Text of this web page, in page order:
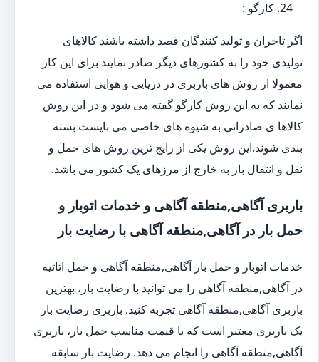
کارگو :
اگر تاجران و تولید کنندگان قصد داشته باشند کالاهای
تولیدی خود را به کشورهای دیگر صادر نمایند برای این کار
معمولا از روش های باربری در دریایی و هوایی استفاده می
نمایند که به این روش کارگو گفته می شود و در این روش
کالاها ی صادراتی به شیوه های خاصی می بایست بسته
بندی شوند.این روش یکی از رایج ترین روش های حمل و
نقل و انتقال بار به خارج از مرزهای یک کشور می باشد.
باربری آگاهی,منطقه آگاهی و خدمات اتوبار و
حمل بار در آگاهی,منطقه آگاهی با رضایت بار
خدمات اتوبار و حمل بار آگاهی,منطقه آگاهی و حمل اثاثیه
در آگاهی,منطقه آگاهی را می توانید با رضایت بار، بهترین
باربری آگاهی,منطقه آگاهی تجربه کنید. باربری رضایت بار
یک باربری معتبر است که با قیمت مناسب حمل بار، باربری
آگاهی,منطقه آگاهی را انجام می دهد. رضایت بار سابقه